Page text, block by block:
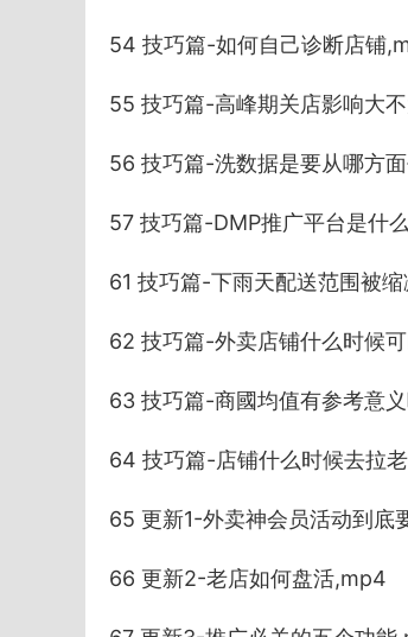
54 技巧篇-如何自己诊断店铺
55 技巧篇-高峰期关店影响大
56 技巧篇-洗数据是要从哪方
57 技巧篇-DMP推广平台是什
61 技巧篇-下雨天配送范围被
62 技巧篇-外卖店铺什么时候
63 技巧篇-商國均值有参考意
64 技巧篇-店铺什么时候去拉
65 更新1-外卖神会员活动到底
66 更新2-老店如何盘活,mp4